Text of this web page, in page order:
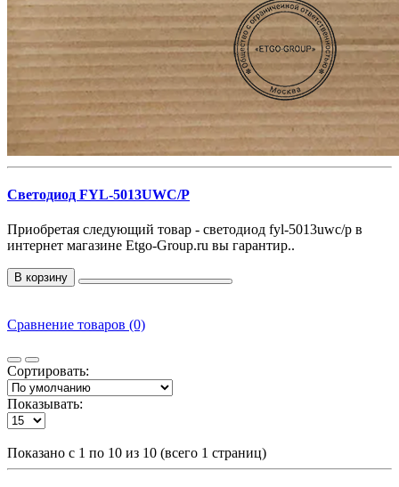
Светодиод FYL-5013UWC/P
Приобретая следующий товар - светодиод fyl-5013uwc/p в
интернет магазине Etgo-Group.ru вы гарантир..
В корзину
Сравнение товаров (0)
Сортировать:
Показывать:
Показано с 1 по 10 из 10 (всего 1 страниц)